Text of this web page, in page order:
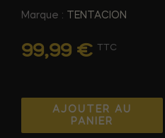
Marque : TENTACION
99,99 € TTC
AJOUTER AU
PANIER